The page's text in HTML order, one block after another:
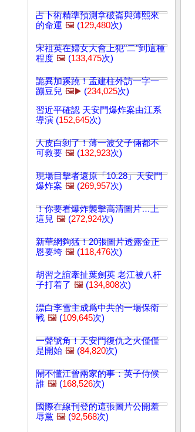
占卜術精準預測拿破崙與薄熙來
的命運 🖼️ (129,480次)
宋祖英在婦女大會上犯"二"到這種
程度 🖼️ (133,475次)
詭異加蹊蹺！孟建柱外訪一字一
蹦豆兒 🖼️▶️ (234,025次)
習近平確認 天安門爆炸案由江系
導演 (152,645次)
人皮白剝了！薄一波父子倆都不
可救要 🖼️ (132,923次)
現場目擊者還原「10.28」天安門
爆炸案 🖼️ (269,957次)
！你要看爆炸襲擊高清圖片…上
這兒 🖼️ (272,924次)
新華網夠猛！20張圖片透露金正
恩要垮 🖼️ (118,476次)
胡習之誼牽扯葉劍英 老江被八杆
子打着了 🖼️ (134,808次)
漂白李雪主成爲中共的一場保衛
戰 🖼️ (109,645次)
一聲號角！天安門復仇之火僅僅
是開始 🖼️ (84,820次)
鬧不懂江曾兩家的事：英子侍候
誰 🖼️ (168,526次)
國際在線刊登的這張圖片公開羞
辱黨 🖼️ (92,568次)